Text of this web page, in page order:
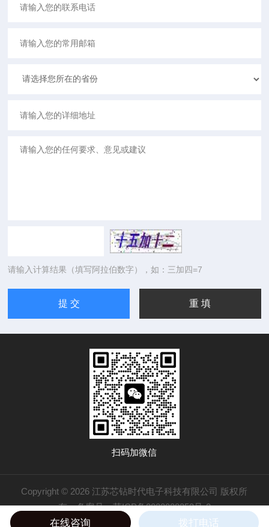
请输入计算结果（填写阿拉伯数字），如：三加四=7
扫码加微信
Copyright © 2026 江苏芯钻时代电子科技有限公司 版权所
有备案号：苏ICP备2022028353号-2
技术支持：化工仪器网 管理登录 sitemap.xml
在线咨询 拨打电话